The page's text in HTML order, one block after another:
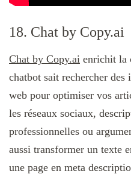
18. Chat by Copy.ai
Chat by Copy.ai enrichit la
chatbot sait rechercher
web pour optimiser vos
les réseaux sociaux,
professionnelles ou
aussi transformer un texte
une page en meta